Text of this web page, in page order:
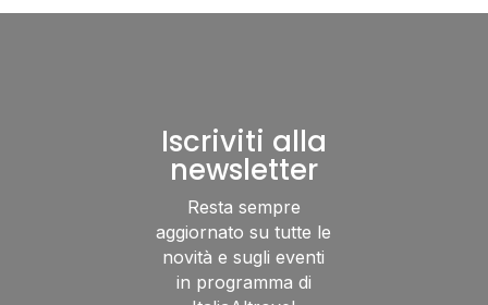
Iscriviti alla
newsletter
Resta sempre
aggiornato su tutte le
novità e sugli eventi
in programma di